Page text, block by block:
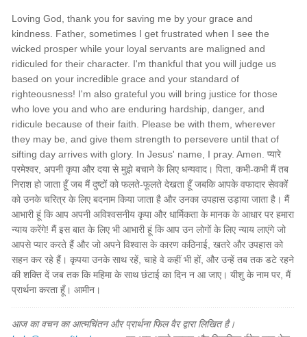
Loving God, thank you for saving me by your grace and
kindness. Father, sometimes I get frustrated when I see the
wicked prosper while your loyal servants are maligned and
ridiculed for their character. I'm thankful that you will judge us
based on your incredible grace and your standard of
righteousness! I'm also grateful you will bring justice for those
who love you and who are enduring hardship, danger, and
ridicule because of their faith. Please be with them, wherever
they may be, and give them strength to persevere until that of
sifting day arrives with glory. In Jesus' name, I pray. Amen. प्यारे
परमेश्वर, अपनी कृपा और दया से मुझे बचाने के लिए धन्यवाद। पिता, कभी-कभी मैं तब
निराश हो जाता हूँ जब मैं दुष्टों को फलते-फूलते देखता हूँ जबकि आपके वफादार सेवकों
को उनके चरित्र के लिए बदनाम किया जाता है और उनका उपहास उड़ाया जाता है। मैं
आभारी हूं कि आप अपनी अविश्वसनीय कृपा और धार्मिकता के मानक के आधार पर हमारा
न्याय करेंगे! मैं इस बात के लिए भी आभारी हूं कि आप उन लोगों के लिए न्याय लाएंगे जो
आपसे प्यार करते हैं और जो अपने विश्वास के कारण कठिनाई, खतरे और उपहास को
सहन कर रहे हैं। कृपया उनके साथ रहें, चाहे वे कहीं भी हों, और उन्हें तब तक डटे रहने
की शक्ति दें जब तक कि महिमा के साथ छंटाई का दिन न आ जाए। यीशु के नाम पर, मैं
प्रार्थना करता हूँ। आमीन।
आज का वचन का आत्मचिंतन और प्रार्थना फिल वैर द्वारा लिखित है।